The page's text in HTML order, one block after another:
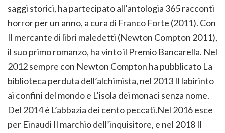
saggi storici, ha partecipato all’antologia 365 racconti
horror per un anno, a cura di Franco Forte (2011). Con
Il mercante di libri maledetti (Newton Compton 2011),
il suo primo romanzo, ha vinto il Premio Bancarella. Nel
2012 sempre con Newton Compton ha pubblicato La
biblioteca perduta dell’alchimista, nel 2013 Il labirinto
ai confini del mondo e L’isola dei monaci senza nome.
Del 2014 è L’abbazia dei cento peccati.Nel 2016 esce
per Einaudi Il marchio dell’inquisitore, e nel 2018 Il